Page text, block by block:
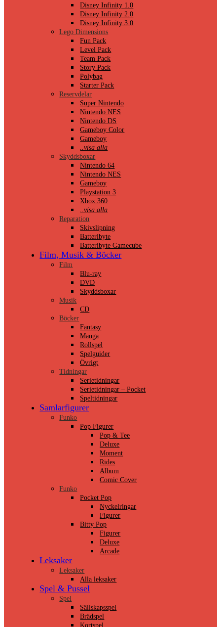
Disney Infinity 1.0
Disney Infinity 2.0
Disney Infinity 3.0
Lego Dimensions
Fun Pack
Level Pack
Team Pack
Story Pack
Polybag
Starter Pack
Reservdelar
Super Nintendo
Nintendo NES
Nintendo DS
Gameboy Color
Gameboy
..visa alla
Skyddsboxar
Nintendo 64
Nintendo NES
Gameboy
Playstation 3
Xbox 360
..visa alla
Reparation
Skivslipning
Batteribyte
Batteribyte Gamecube
Film, Musik & Böcker
Film
Blu-ray
DVD
Skyddsboxar
Musik
CD
Böcker
Fantasy
Manga
Rollspel
Spelguider
Övrigt
Tidningar
Serietidningar
Serietidningar – Pocket
Speltidningar
Samlarfigurer
Funko
Pop Figurer
Pop & Tee
Deluxe
Moment
Rides
Album
Comic Cover
Funko
Pocket Pop
Nyckelringar
Figurer
Bitty Pop
Figurer
Deluxe
Arcade
Leksaker
Leksaker
Alla leksaker
Spel & Pussel
Spel
Sällskapsspel
Brädspel
Kortspel